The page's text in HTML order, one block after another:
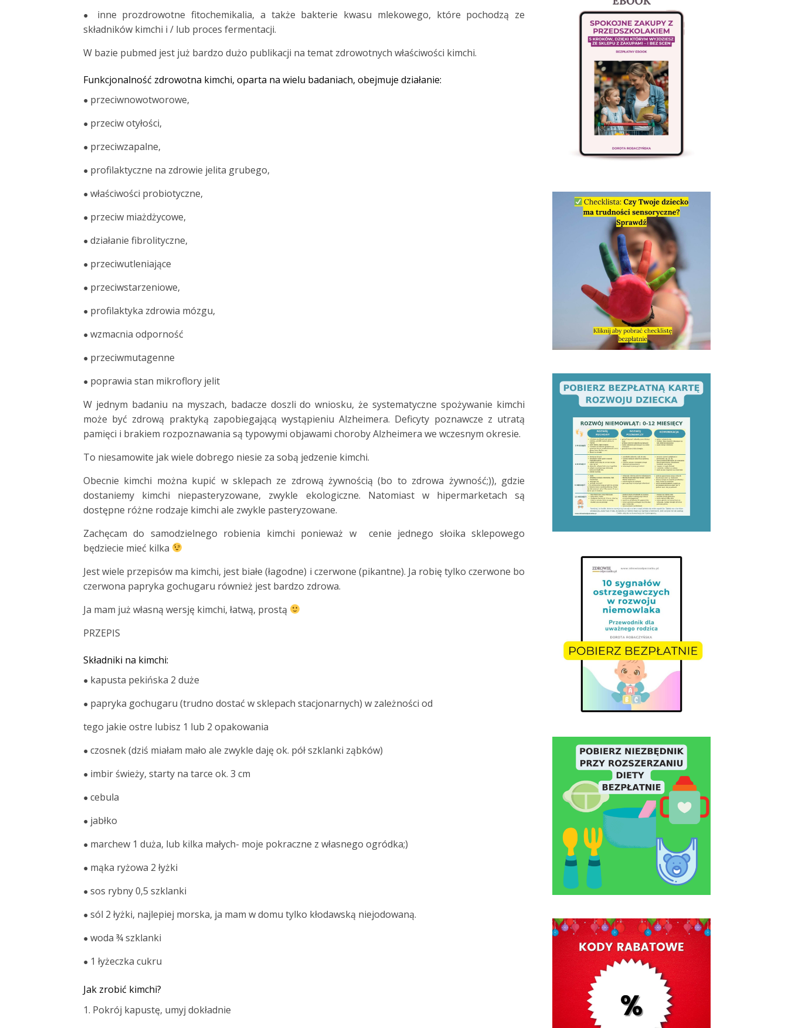
● inne prozdrowotne fitochemikalia, a także bakterie kwasu mlekowego, które pochodzą ze
składników kimchi i / lub proces fermentacji.
W bazie pubmed jest już bardzo dużo publikacji na temat zdrowotnych właściwości kimchi.
Funkcjonalność zdrowotna kimchi, oparta na wielu badaniach, obejmuje działanie:
● przeciwnowotworowe,
● przeciw otyłości,
● przeciwzapalne,
● profilaktyczne na zdrowie jelita grubego,
● właściwości probiotyczne,
● przeciw miażdżycowe,
● działanie fibrolityczne,
● przeciwutleniające
● przeciwstarzeniowe,
● profilaktyka zdrowia mózgu,
● wzmacnia odporność
● przeciwmutagenne
● poprawia stan mikroflory jelit
W jednym badaniu na myszach, badacze doszli do wniosku, że systematycznespożywanie kimchi
może być zdrową praktyką zapobiegającą wystąpieniu Alzheimera. Deficyty poznawcze z utratą
pamięci i brakiem rozpoznawania są typowymi objawami choroby Alzheimera we wczesnym okresie.
To niesamowite jak wiele dobrego niesie za sobą jedzenie kimchi.
Obecnie kimchi można kupić w sklepach ze zdrową żywnością (bo to zdrowa żywność;)), gdzie
dostaniemy kimchi niepasteryzowane, zwykle ekologiczne. Natomiast w hipermarketach są
dostępne różne rodzaje kimchi ale zwykle pasteryzowane.
Zachęcam do samodzielnego robienia kimchi ponieważ w cenie jednego słoika sklepowego
będziecie mieć kilka
Jest wiele przepisów ma kimchi, jest białe (łagodne) i czerwone (pikantne). Ja robiętylko czerwone bo
czerwona papryka gochugaru również jest bardzo zdrowa.
Ja mam już własną wersję kimchi, łatwą, prostą
PRZEPIS
Składniki na kimchi:
● kapusta pekińska 2 duże
● papryka gochugaru (trudno dostać w sklepach stacjonarnych) w zależności od
tego jakie ostre lubisz 1 lub 2 opakowania
● czosnek (dziś miałam mało ale zwykle daję ok. pół szklanki ząbków)
● imbir świeży, starty na tarce ok. 3 cm
● cebula
● jabłko
● marchew 1 duża, lub kilka małych- moje pokraczne z własnego ogródka;)
● mąka ryżowa 2 łyżki
● sos rybny 0,5 szklanki
● sól 2 łyżki, najlepiej morska, ja mam w domu tylko kłodawską niejodowaną.
● woda ¾ szklanki
● 1 łyżeczka cukru
Jak zrobić kimchi?
1. Pokrój kapustę, umyj dokładnie